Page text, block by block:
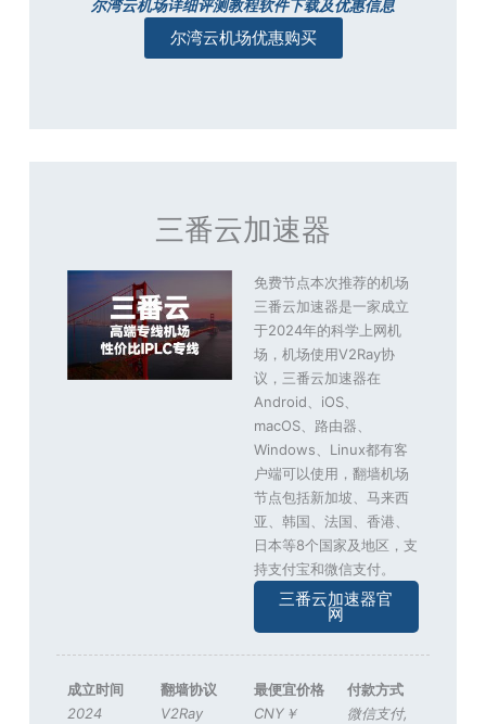
尔湾云机场详细评测教程软件下载及优惠信息
尔湾云机场优惠购买
三番云加速器
免费节点本次推荐的机场
三番云加速器是一家成立
于2024年的科学上网机
场，机场使用V2Ray协
议，三番云加速器在
Android、iOS、
macOS、路由器、
Windows、Linux都有客
户端可以使用，翻墙机场
节点包括新加坡、马来西
亚、韩国、法国、香港、
日本等8个国家及地区，支
持支付宝和微信支付。
三番云加速器官
网
成立时间
2024
翻墙协议
V2Ray
最便宜价格
CNY￥
付款方式
微信支付,